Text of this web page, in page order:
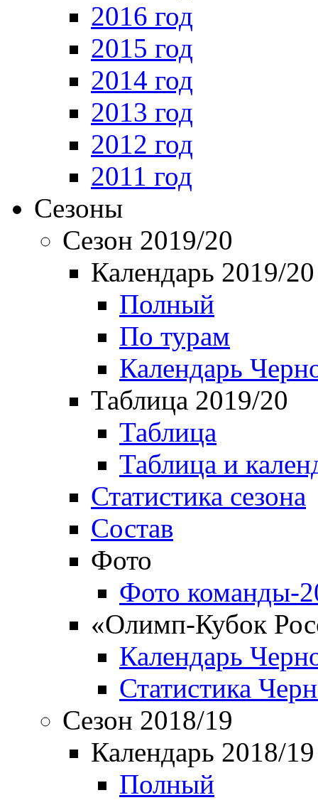
2016 год
2015 год
2014 год
2013 год
2012 год
2011 год
Сезоны
Сезон 2019/20
Календарь 2019/20
Полный
По турам
Календарь
Таблица 2019/20
Таблица
Таблица и
Статистика сезона
Состав
Фото
Фото команды-
«Олимп-Кубок
Календарь
Статистика
Сезон 2018/19
Календарь 2018/19
Полный